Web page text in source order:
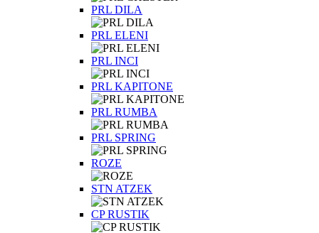
PRL DILA
PRL ELENI
PRL INCI
PRL KAPITONE
PRL RUMBA
PRL SPRING
ROZE
STN ATZEK
СP RUSTIK